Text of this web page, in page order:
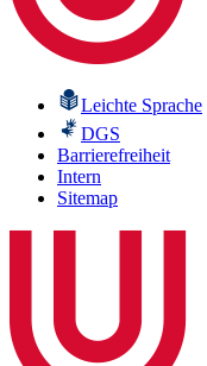
Leichte Sprache
DGS
Barrierefreiheit
Intern
Sitemap